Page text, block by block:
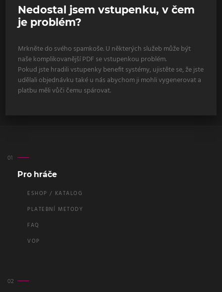
Nedostal jsem vstupenku, v čem
je problém?
Mrkněte do svého spamkoše. U některých služeb může být
naše komplikovanější PDF se vstupenkou problém.
Pokud jste hradili vstupenky benefit systémy, ujistěte se, že jste
udělali objednávku také u nás abychom ji mohli vygenerovat a
platbu měli vůči čemu spárovat.
Pro hráče
ESHOP / KATALOG
PLATEBNÍ METODY
FAQ
VOP